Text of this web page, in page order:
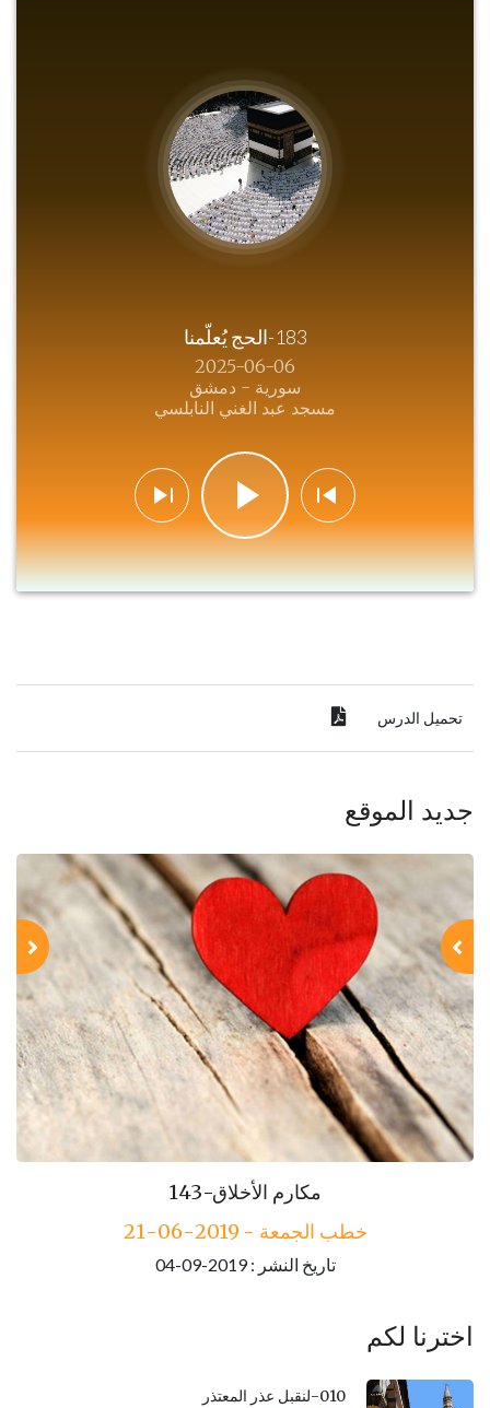
183-الحج يُعلّمنا
2025-06-06
سورية - دمشق
مسجد عبد الغني النابلسي
تحميل الدرس
جديد الموقع
143-مكارم الأخلاق
خطب الجمعة - 2019-06-21
تاريخ النشر : 2019-09-04
اخترنا لكم
010-لنقبل عذر المعتذر